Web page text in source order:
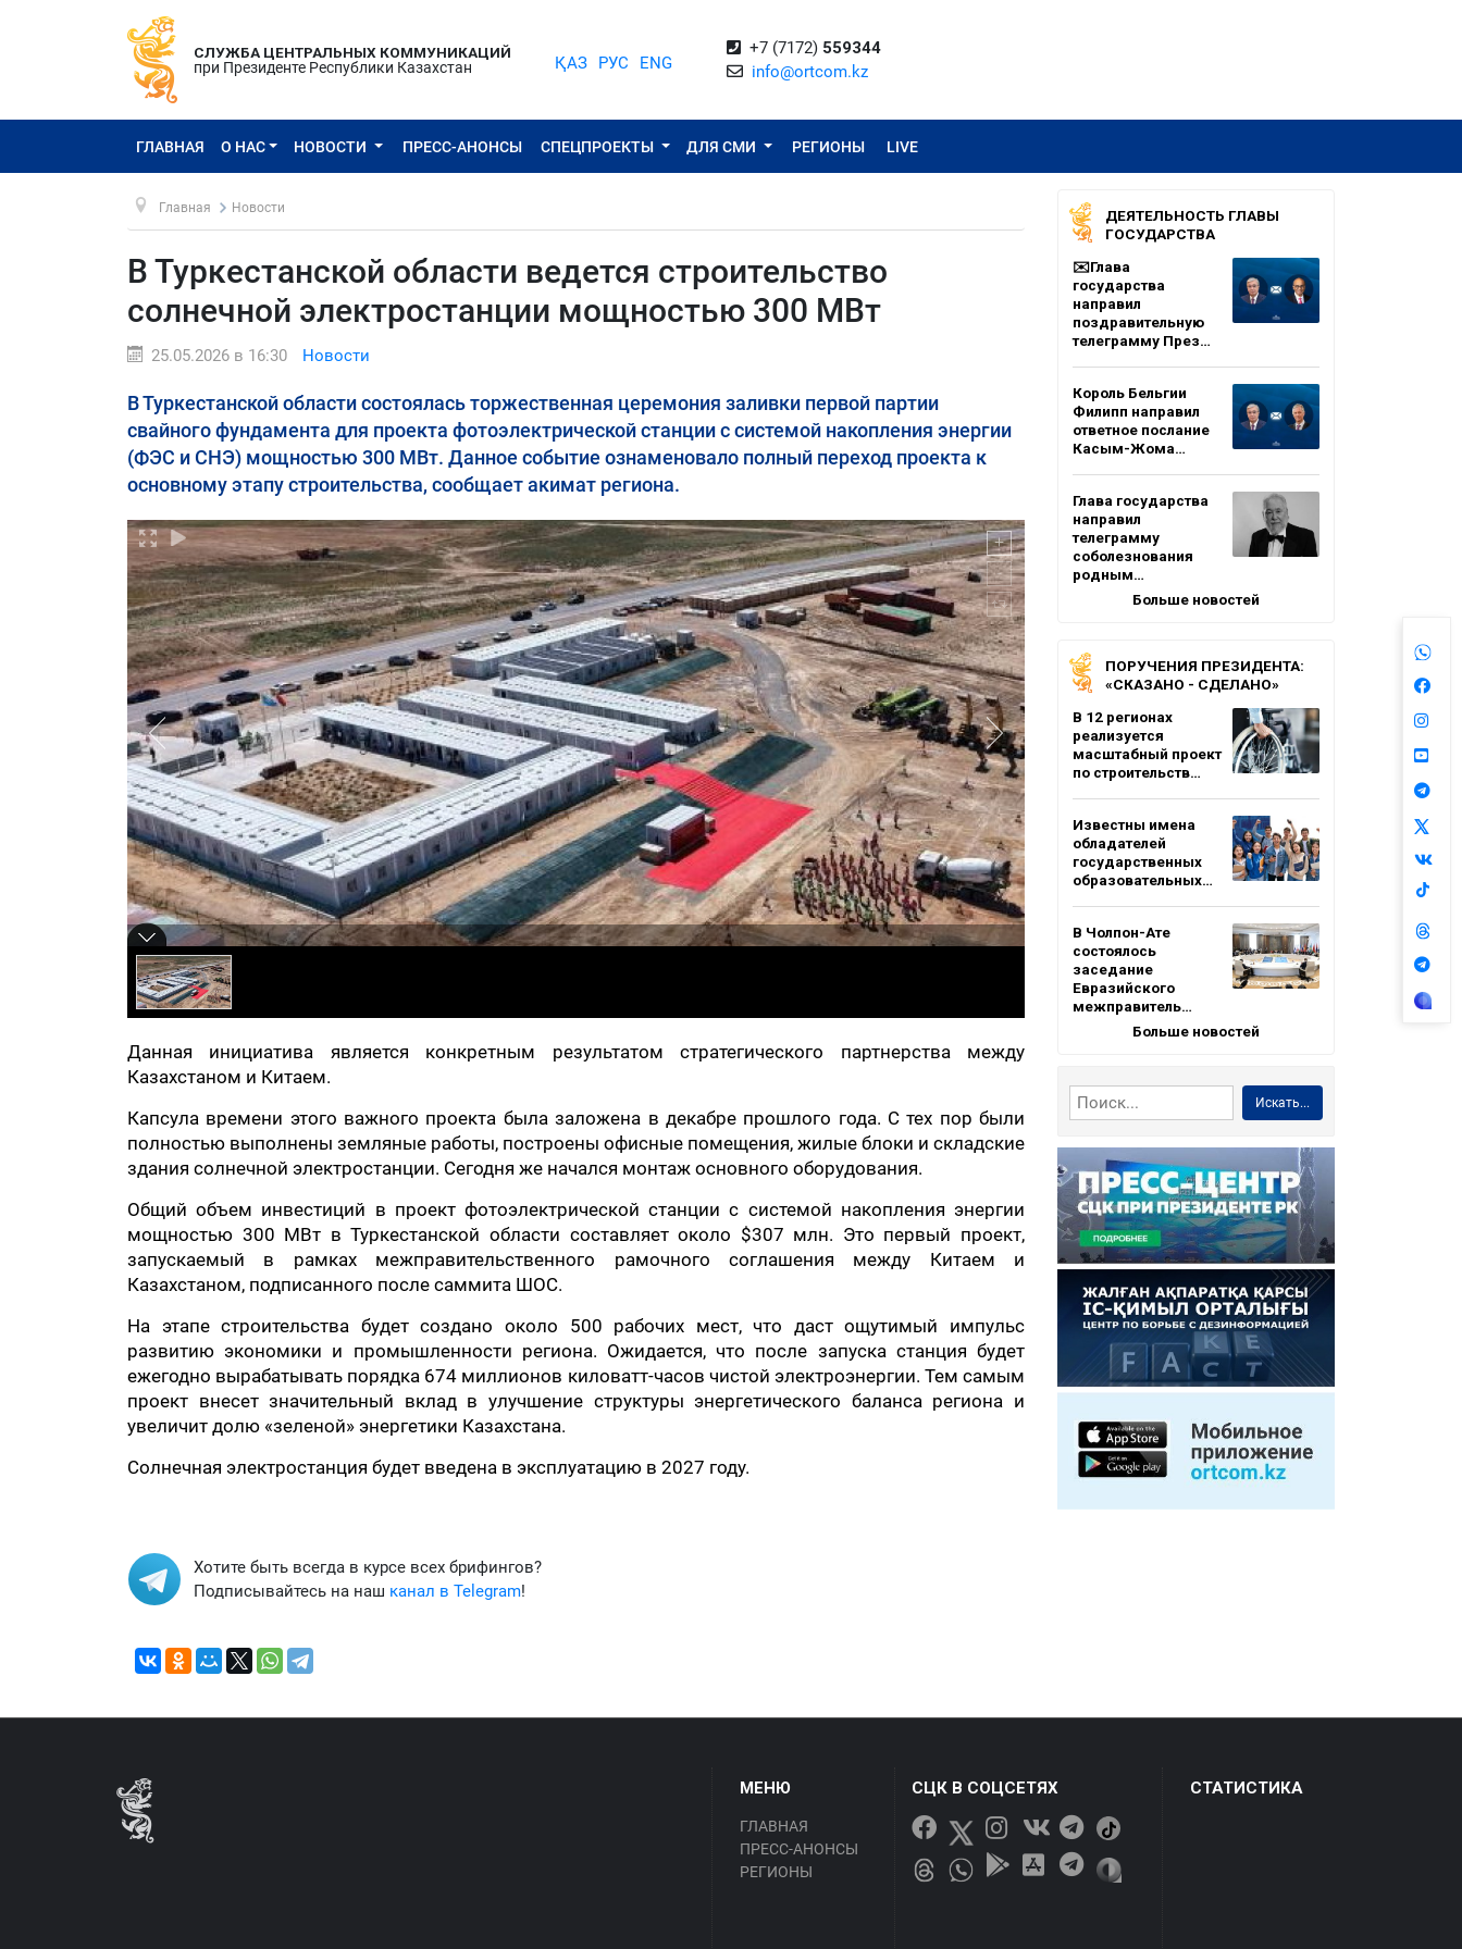
СЛУЖБА ЦЕНТРАЛЬНЫХ КОММУНИКАЦИЙ
при Президенте Республики Казахстан
ҚАЗ РУС ENG
+7 (7172) 559344
info@ortcom.kz
ГЛАВНАЯ О НАС НОВОСТИ ПРЕСС-АНОНСЫ СПЕЦПРОЕКТЫ ДЛЯ СМИ РЕГИОНЫ LIVE
Главная Новости
В Туркестанской области ведется строительство
солнечной электростанции мощностью 300 МВт
25.05.2026 в 16:30 Новости
В Туркестанской области состоялась торжественная церемония заливки первой партии
свайного фундамента для проекта фотоэлектрической станции с системой накопления энергии
(ФЭС и СНЭ) мощностью 300 МВт. Данное событие ознаменовало полный переход проекта к
основному этапу строительства, сообщает акимат региона.
Данная инициатива является конкретным результатом стратегического партнерства между
Казахстаном и Китаем.
Капсула времени этого важного проекта была заложена в декабре прошлого года. С тех пор были
полностью выполнены земляные работы, построены офисные помещения, жилые блоки и складские
здания солнечной электростанции. Сегодня же начался монтаж основного оборудования.
Общий объем инвестиций в проект фотоэлектрической станции с системой накопления энергии
мощностью 300 МВт в Туркестанской области составляет около $307 млн. Это первый проект,
запускаемый в рамках межправительственного рамочного соглашения между Китаем и
Казахстаном, подписанного после саммита ШОС.
На этапе строительства будет создано около 500 рабочих мест, что даст ощутимый импульс
развитию экономики и промышленности региона. Ожидается, что после запуска станция будет
ежегодно вырабатывать порядка 674 миллионов киловатт-часов чистой электроэнергии. Тем самым
проект внесет значительный вклад в улучшение структуры энергетического баланса региона и
увеличит долю «зеленой» энергетики Казахстана.
Солнечная электростанция будет введена в эксплуатацию в 2027 году.
Хотите быть всегда в курсе всех брифингов?
Подписывайтесь на наш канал в Telegram!
ДЕЯТЕЛЬНОСТЬ ГЛАВЫ
ГОСУДАРСТВА
✉️Глава
государства
направил
поздравительную
телеграмму През…
Король Бельгии
Филипп направил
ответное послание
Касым-Жома…
Глава государства
направил
телеграмму
соболезнования
родным…
Больше новостей
ПОРУЧЕНИЯ ПРЕЗИДЕНТА:
«СКАЗАНО - СДЕЛАНО»
В 12 регионах
реализуется
масштабный проект
по строительств…
Известны имена
обладателей
государственных
образовательных…
В Чолпон-Ате
состоялось
заседание
Евразийского
межправитель…
Больше новостей
Искать...
МЕНЮ
ГЛАВНАЯ
ПРЕСС-АНОНСЫ
РЕГИОНЫ
СЦК В СОЦСЕТЯХ СТАТИСТИКА